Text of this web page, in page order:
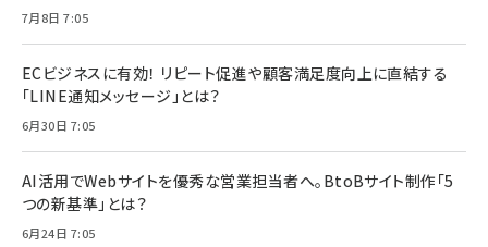
7月8日 7:05
ECビジネスに有効！ リピート促進や顧客満足度向上に直結する
「LINE通知メッセージ」とは？
6月30日 7:05
AI活用でWebサイトを優秀な営業担当者へ。BtoBサイト制作「5
つの新基準」とは？
6月24日 7:05